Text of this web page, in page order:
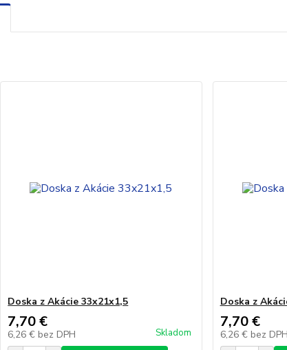
Doska z Akácie 33x21x1,5
7,70 €
6,26 € bez DPH Skladom
Doska z
7,70 €
6,26 € bez DPH